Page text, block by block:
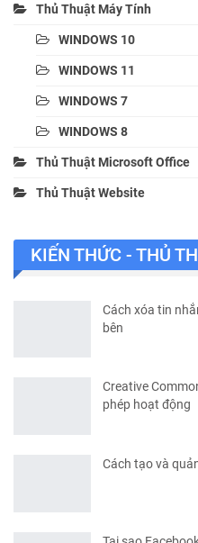
Thủ Thuật Máy Tính
WINDOWS 10
WINDOWS 11
WINDOWS 7
WINDOWS 8
Thủ Thuật Microsoft Office
Thủ Thuật Website
KIẾN THỨC - THỦ
Cách xóa tin
bên
Creative
phép hoạt động
Cách tạo và